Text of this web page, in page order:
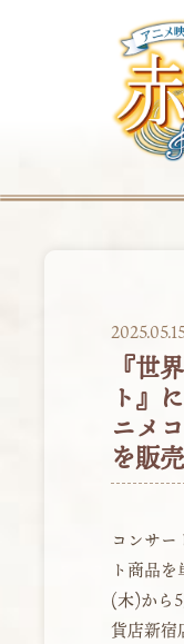
『世
ト』
ニメ
を販
コンサ
ト商品
(木)から
貨店新宿